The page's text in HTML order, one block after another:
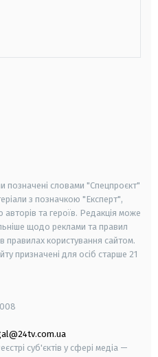
позначені словами "Спецпроєкт"
з позначкою "Експерт",
та героїв. Редакція може
щодо реклами та правил
користування сайтом.
призначені для осіб старше 21
суб'єктів у сфері медіа —